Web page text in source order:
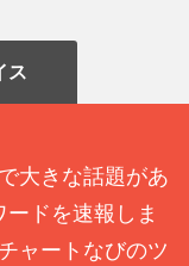
ス
大きな話題があ
ドを速報しま
ャートなびのツ